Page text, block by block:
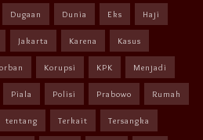
Dugaan Dunia Eks Haji
Jakarta Karena Kasus
Korupsi KPK Menjadi
Piala Polisi Prabowo Rumah
tentang Terkait Tersangka